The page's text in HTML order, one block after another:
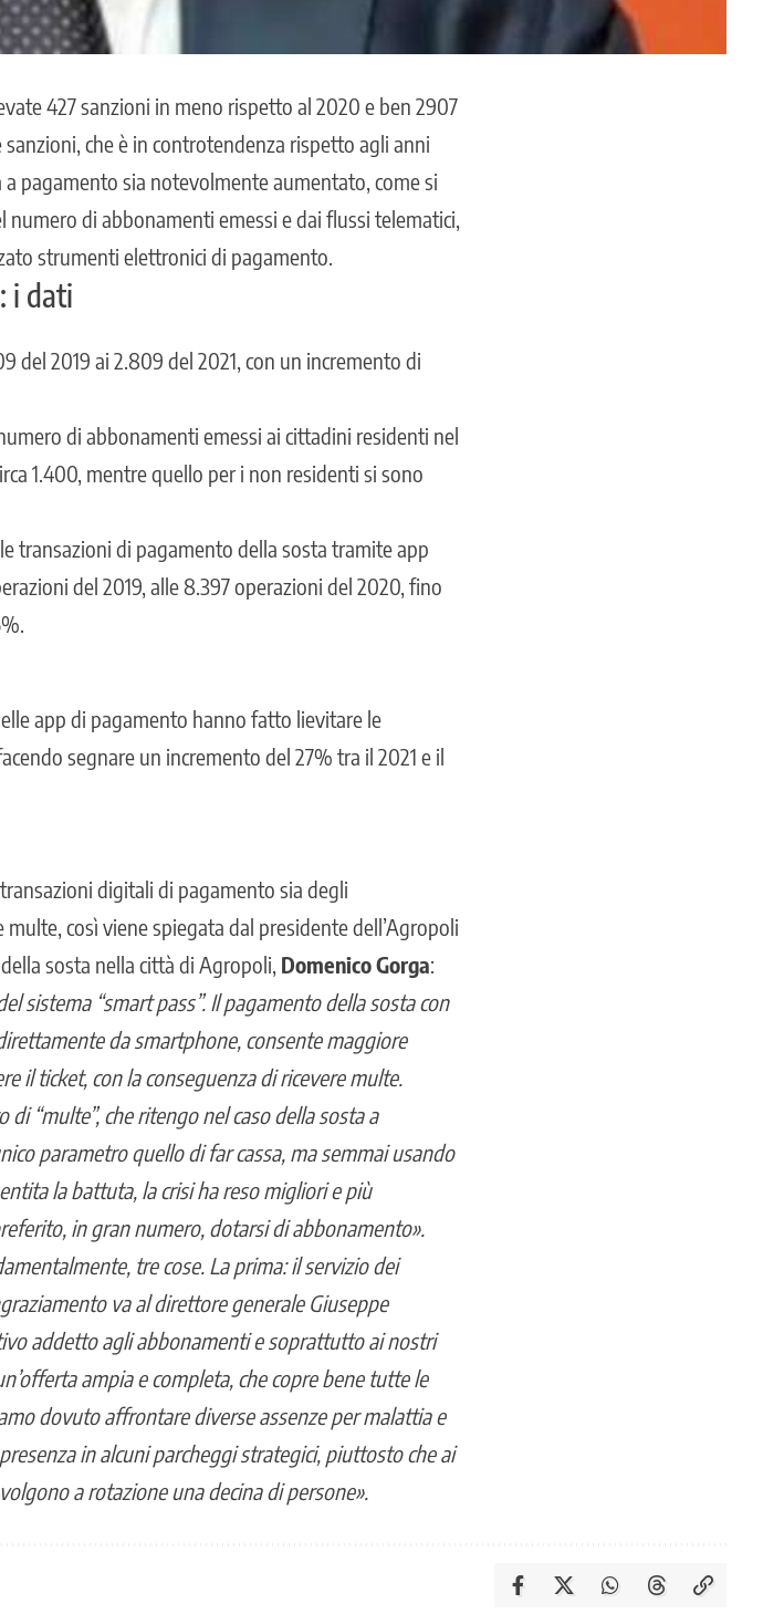
427 sanzioni in meno rispetto al 2020 e ben 2907
che è in controtendenza rispetto agli anni
pagamento sia notevolmente aumentato, come si
di abbonamenti emessi e dai flussi telematici,
strumenti elettronici di pagamento.
i dati
del 2019 ai 2.809 del 2021, con un incremento di
di abbonamenti emessi ai cittadini residenti nel
1.400, mentre quello per i non residenti si sono
transazioni di pagamento della sosta tramite app
del 2019, alle 8.397 operazioni del 2020, fino
app di pagamento hanno fatto lievitare le
segnare un incremento del 27% tra il 2021 e il
digitali di pagamento sia degli
così viene spiegata dal presidente dell’Agropoli
sosta nella città di Agropoli, Domenico Gorga:
sistema “smart pass”. Il pagamento della sosta con
da smartphone, consente maggiore
il ticket, con la conseguenza di ricevere multe.
“multe”, che ritengo nel caso della sosta a
parametro quello di far cassa, ma semmai usando
la battuta, la crisi ha reso migliori e più
in gran numero, dotarsi di abbonamento».
tre cose. La prima: il servizio dei
va al direttore generale Giuseppe
addetto agli abbonamenti e soprattutto ai nostri
ampia e completa, che copre bene tutte le
dovuto affrontare diverse assenze per malattia e
in alcuni parcheggi strategici, piuttosto che ai
a rotazione una decina di persone».